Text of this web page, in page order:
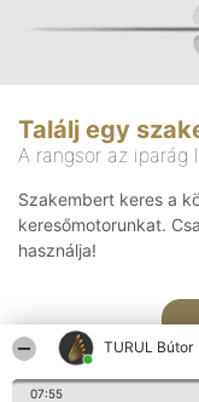
TURUL Bútor
07:55
Találj egy
A rangsor az
Szakembert keres a
keresőmotorunkat.
használja!